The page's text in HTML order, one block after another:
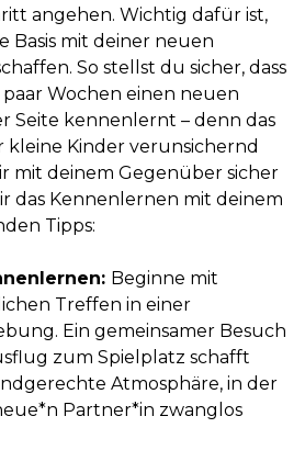
angehen. Wichtig dafür ist,
Basis mit deiner neuen
So stellst du sicher, dass
Wochen einen neuen
Seite kennenlernt – denn das
kleine Kinder verunsichernd
mit deinem Gegenüber sicher
das Kennenlernen mit deinem
Tipps:
Beginne mit
Treffen in einer
Ein gemeinsamer Besuch
zum Spielplatz schafft
Atmosphäre, in der
Partner*in zwanglos